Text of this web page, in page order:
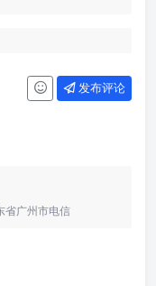
发布评论
省广州市电信